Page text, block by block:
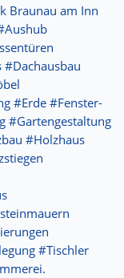
Braunau am Inn
#Erde #Fenster-
#Gartengestaltung
#Holzhaus
#Tischler